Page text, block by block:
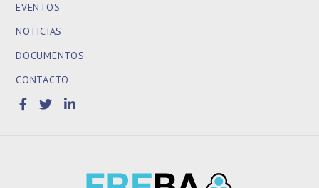
EVENTOS
NOTICIAS
DOCUMENTOS
CONTACTO